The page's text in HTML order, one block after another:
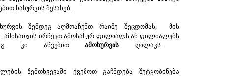
ჩახურვის შესახებ.
შემდეგ აღმოაჩენთ რაიმე შეცდომას, მის
ამისათვის ირჩევთ ამოსახურ ფილიალს ან ფილიალებს
კი აწვებით ამოხურვის ღილაკს.
შემთხვევაში ქვემოთ გაჩნდება შეტყობინება